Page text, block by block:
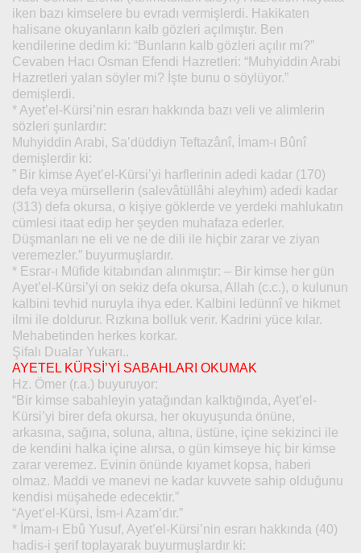
iken bazı kimselere bu evradı vermişlerdi. Hakikaten
halisane okuyanların kalb gözleri açılmıştır. Ben
kendilerine dedim ki: “Bunların kalb gözleri açılır mı?”
Cevaben Hacı Osman Efendi Hazretleri: “Muhyiddin Arabi
Hazretleri yalan söyler mi? İşte bunu o söylüyor.”
demişlerdi.
* Ayet’el-Kürsi’nin esrarı hakkında bazı veli ve alimlerin
sözleri şunlardır:
Muhyiddin Arabi, Sa’düddiyn Teftazânî, İmam-ı Bûnî
demişlerdir ki:
” Bir kimse Ayet’el-Kürsi’yi harflerinin adedi kadar (170)
defa veya mürsellerin (salevâtüllâhi aleyhim) adedi kadar
(313) defa okursa, o kişiye göklerde ve yerdeki mahlukatın
cümlesi itaat edip her şeyden muhafaza ederler.
Düşmanları ne eli ve ne de dili ile hiçbir zarar ve ziyan
veremezler.” buyurmuşlardır.
* Esrar-ı Müfide kitabından alınmıştır: – Bir kimse her gün
Ayet’el-Kürsi’yi on sekiz defa okursa, Allah (c.c.), o kulunun
kalbini tevhid nuruyla ihya eder. Kalbini ledünnî ve hikmet
ilmi ile doldurur. Rızkına bolluk verir. Kadrini yüce kılar.
Mehabetinden herkes korkar.
Şifalı Dualar Yukarı..
AYETEL KÜRSİ’Yİ SABAHLARI OKUMAK
Hz. Ömer (r.a.) buyuruyor:
“Bir kimse sabahleyin yatağından kalktığında, Ayet’el-
Kürsi’yi birer defa okursa, her okuyuşunda önüne,
arkasına, sağına, soluna, altına, üstüne, içine sekizinci ile
de kendini halka içine alırsa, o gün kimseye hiç bir kimse
zarar veremez. Evinin önünde kıyamet kopsa, haberi
olmaz. Maddi ve manevi ne kadar kuvvete sahip olduğunu
kendisi müşahede edecektir.”
“Ayet’el-Kürsi, İsm-i Azam’dır.”
* İmam-ı Ebû Yusuf, Ayet’el-Kürsi’nin esrarı hakkında (40)
hadis-i şerif toplayarak buyurmuşlardır ki: